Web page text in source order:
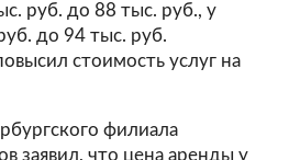
руб. до 88 тыс. руб., у
до 94 тыс. руб.
стоимость услуг на
филиала
заявил, что цена аренды у